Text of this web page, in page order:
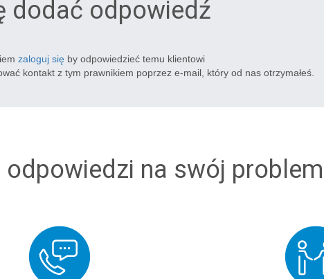
dodać odpowiedź
zaloguj się by odpowiedzieć temu klientowi
kontakt z tym prawnikiem poprzez e-mail, który od nas otrzymałeś.
odpowiedzi na swój